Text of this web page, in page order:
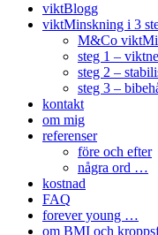
viktBlogg
viktMinskning i 3
M&Co
steg 1 –
steg 2 –
steg 3 –
kontakt
om mig
referenser
före och efter
några ord …
kostnad
FAQ
forever young …
om BMI och